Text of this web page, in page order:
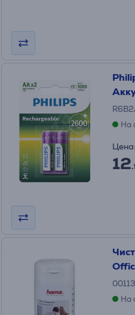
На
Цена:
12
На